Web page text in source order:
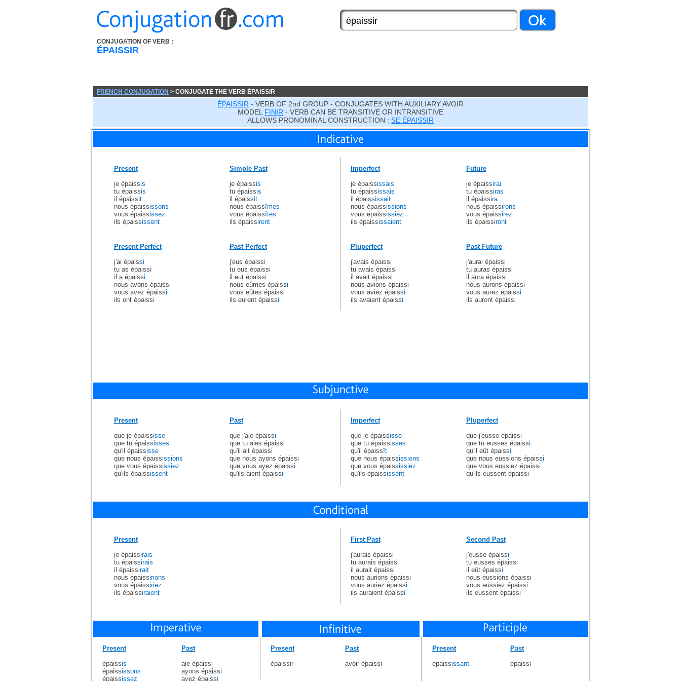
CONJUGATION OF VERB :
ÉPAISSIR
FRENCH CONJUGATION > CONJUGATE THE VERB ÉPAISSIR
ÉPAISSIR - VERB OF 2nd GROUP - CONJUGATES WITH AUXILIARY AVOIR
MODEL FINIR - VERB CAN BE TRANSITIVE OR INTRANSITIVE
ALLOWS PRONOMINAL CONSTRUCTION : SE ÉPAISSIR
Present
je épaissis
tu épaissis
il épaissit
nous épaississons
vous épaississez
ils épaississent
Simple Past
je épaissis
tu épaissis
il épaissit
nous épaissîmes
vous épaissîtes
ils épaissirent
Present Perfect
j'ai épaissi
tu as épaissi
il a épaissi
nous avons épaissi
vous avez épaissi
ils ont épaissi
Past Perfect
j'eus épaissi
tu eus épaissi
il eut épaissi
nous eûmes épaissi
vous eûtes épaissi
ils eurent épaissi
Imperfect
je épaississais
tu épaississais
il épaississait
nous épaississions
vous épaississiez
ils épaississaient
Future
je épaissirai
tu épaissiras
il épaissira
nous épaissirons
vous épaissirez
ils épaissiront
Pluperfect
j'avais épaissi
tu avais épaissi
il avait épaissi
nous avions épaissi
vous aviez épaissi
ils avaient épaissi
Past Future
j'aurai épaissi
tu auras épaissi
il aura épaissi
nous aurons épaissi
vous aurez épaissi
ils auront épaissi
Present
que je épaississe
que tu épaississes
qu'il épaississe
que nous épaississions
que vous épaississiez
qu'ils épaississent
Past
que j'aie épaissi
que tu aies épaissi
qu'il ait épaissi
que nous ayons épaissi
que vous ayez épaissi
qu'ils aient épaissi
Imperfect
que je épaississe
que tu épaississes
qu'il épaissît
que nous épaississions
que vous épaississiez
qu'ils épaississent
Pluperfect
que j'eusse épaissi
que tu eusses épaissi
qu'il eût épaissi
que nous eussions épaissi
que vous eussiez épaissi
qu'ils eussent épaissi
Present
je épaissirais
tu épaissirais
il épaissirait
nous épaissirions
vous épaissiriez
ils épaissiraient
First Past
j'aurais épaissi
tu aurais épaissi
il aurait épaissi
nous aurions épaissi
vous auriez épaissi
ils auraient épaissi
Second Past
j'eusse épaissi
tu eusses épaissi
il eût épaissi
nous eussions épaissi
vous eussiez épaissi
ils eussent épaissi
Present
épaissis
épaississons
épaississez
Past
aie épaissi
ayons épaissi
ayez épaissi
Present
épaissir
Past
avoir épaissi
Present
épaississant
Past
épaissi